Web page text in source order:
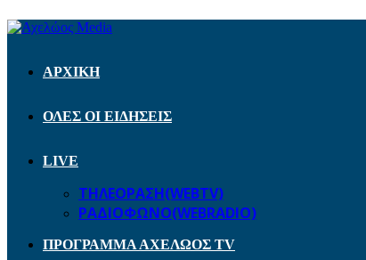
ΑΡΧΙΚΗ
ΟΛΕΣ ΟΙ ΕΙΔΗΣΕΙΣ
LIVE
ΤΗΛΕΟΡΑΣΗ(WEBTV)
ΡΑΔΙΟΦΩΝΟ(WEBRADIO)
ΠΡΟΓΡΑΜΜΑ ΑΧΕΛΩΟΣ TV